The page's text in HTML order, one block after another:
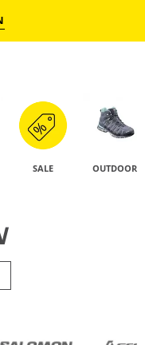
SALE OUTDOOR